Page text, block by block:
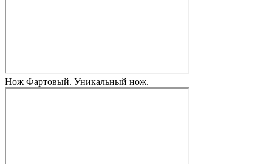
Нож Фартовый. Уникальный нож.